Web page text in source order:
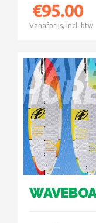
€95.00
Vanafprijs, incl. btw